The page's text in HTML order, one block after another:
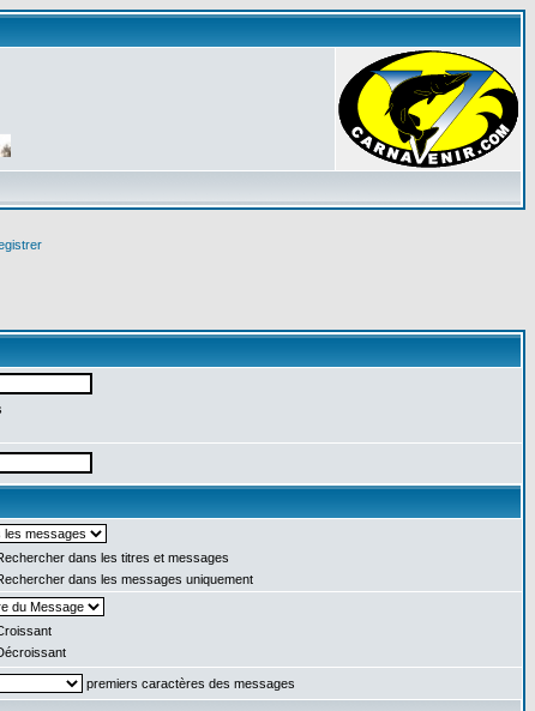
dans les titres et messages
dans les messages uniquement
premiers caractères des messages